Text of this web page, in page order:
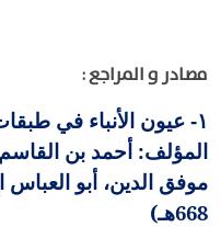
مصادر و المراجع :
١-
عيون الأنباء في
المؤلف: أحمد بن
موفق الدين، أبو
668هـ)